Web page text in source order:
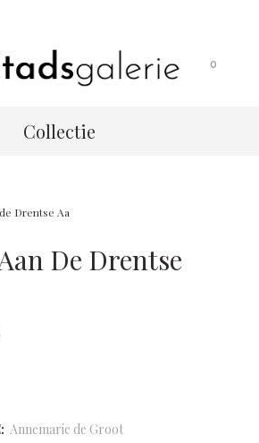
0
Collectie
De Drentse
Annemarie de Groot